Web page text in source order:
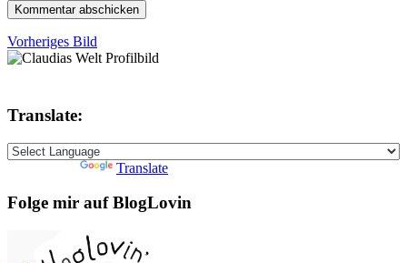
Vorheriges Bild
Translate:
Translate
Folge mir auf BlogLovin